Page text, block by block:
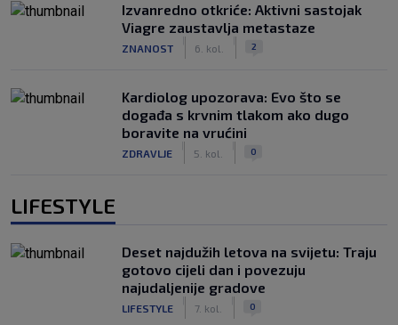
Izvanredno otkriće: Aktivni sastojak
Viagre zaustavlja metastaze
ZNANOST 6. kol. 2
Kardiolog upozorava: Evo što se
događa s krvnim tlakom ako dugo
boravite na vrućini
ZDRAVLJE 5. kol. 0
LIFESTYLE
Deset najdužih letova na svijetu: Traju
gotovo cijeli dan i povezuju
najudaljenije gradove
LIFESTYLE 7. kol. 0